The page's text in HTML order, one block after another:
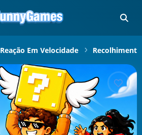
Reação Em Velocidade